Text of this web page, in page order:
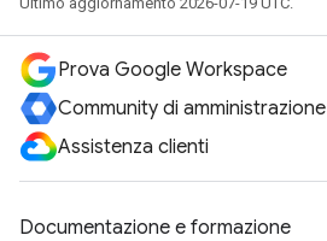
Prova Google Workspace
Community di amministrazione
Assistenza clienti
Documentazione e formazione